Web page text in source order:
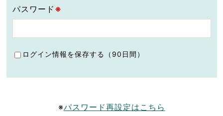
パスワード ※
ログイン情報を保存する（90日間）
※パスワード再設定はこちら